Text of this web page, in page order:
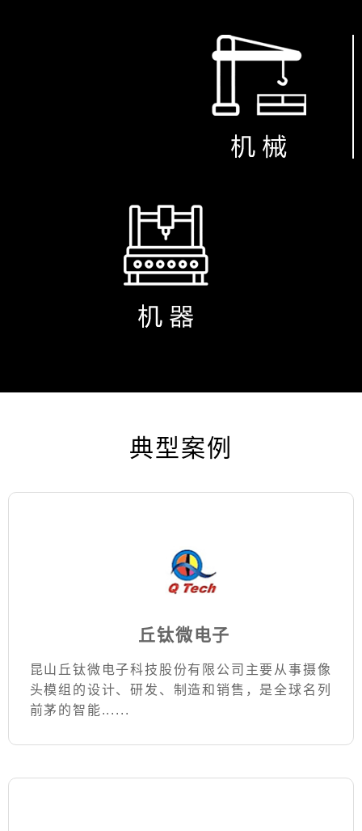
典型案例
丘钛微电子
昆山丘钛微电子科技股份有限公司主要从事摄像
头模组的设计、研发、制造和销售，是全球名列
前茅的智能......